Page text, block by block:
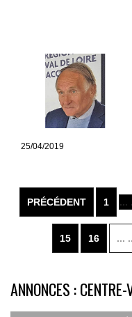
25/04/2019
PRÉCÉDENT 1 ...
15 16 ...
ANNONCES :